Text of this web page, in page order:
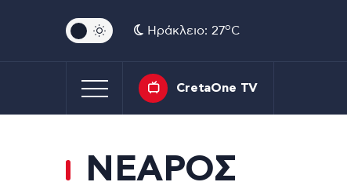
Ηράκλειο: 27oC
CretaOne TV
ΝΕΑΡΟΣ